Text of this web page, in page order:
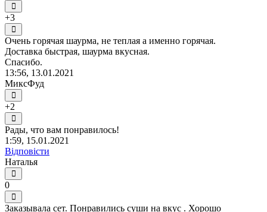
+3
Очень горячая шаурма, не теплая а именно горячая.
Доставка быстрая, шаурма вкусная.
Спасибо.
13:56, 13.01.2021
МиксФуд
+2
Рады, что вам понравилось!
1:59, 15.01.2021
Відповісти
Наталья
0
Заказывала сет. Понравились суши на вкус . Хорошо